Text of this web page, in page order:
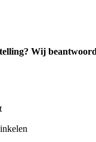
Wij